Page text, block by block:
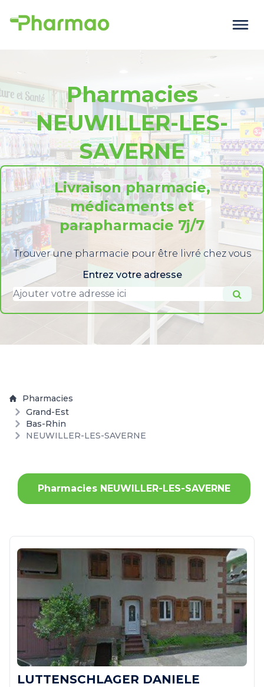
Pharmacies
NEUWILLER-LES-
SAVERNE
Livraison pharmacie,
médicaments et
parapharmacie 7j/7
Trouver une pharmacie pour être livré chez vous
Entrez votre adresse
Pharmacies
Grand-Est
Bas-Rhin
NEUWILLER-LES-SAVERNE
Pharmacies NEUWILLER-LES-SAVERNE
LUTTENSCHLAGER DANIELE